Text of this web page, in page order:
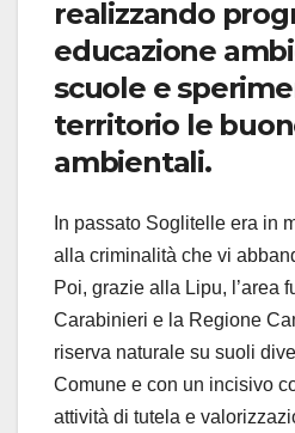
realizzando
educazione
scuole e
territorio le
ambientali.
In passato Soglitelle era in
alla criminalità che vi
Poi, grazie alla Lipu, l’area
Carabinieri e la Regione
riserva naturale su suoli
Comune e con un incisivo
attività di tutela e